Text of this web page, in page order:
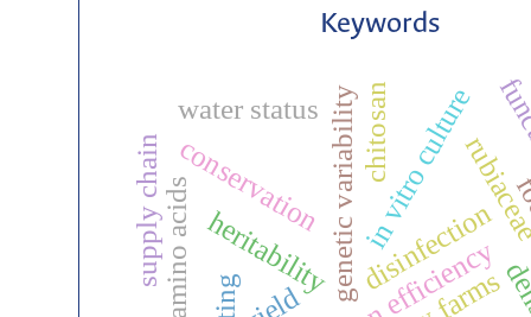
Keywords
genetic variability
heritability
conservation
disinfection
in vitro culture
amino acids
chitosan
supply chain
water status